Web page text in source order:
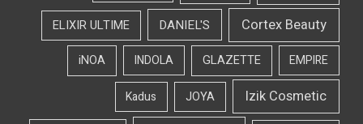
Cortex Beauty
DANIEL'S
ELIXIR ULTIME
EMPIRE
GLAZETTE
INDOLA
iNOA
Izik Cosmetic
JOYA
Kadus